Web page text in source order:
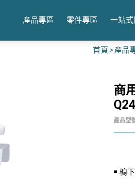
產品專區 零件專區 一站
首頁 產品
商
產品型
￭ 櫥